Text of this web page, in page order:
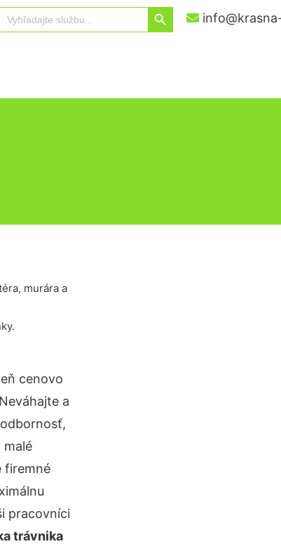
for:
Search Button
murára a
cenovo
a
malé
firemné
pracovníci
trávnika